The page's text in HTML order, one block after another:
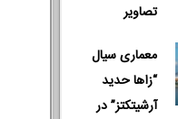
تصاویر
معماری سیال
“زاها حدید
آرشیتکتز” در